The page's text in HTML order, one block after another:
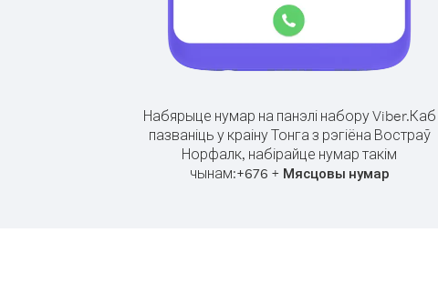
Набярыце нумар на панэлі набору Viber.Каб
пазваніць у краіну Тонга з рэгіёна Востраў
Норфалк, набірайце нумар такім
чынам:+676 + Мясцовы нумар